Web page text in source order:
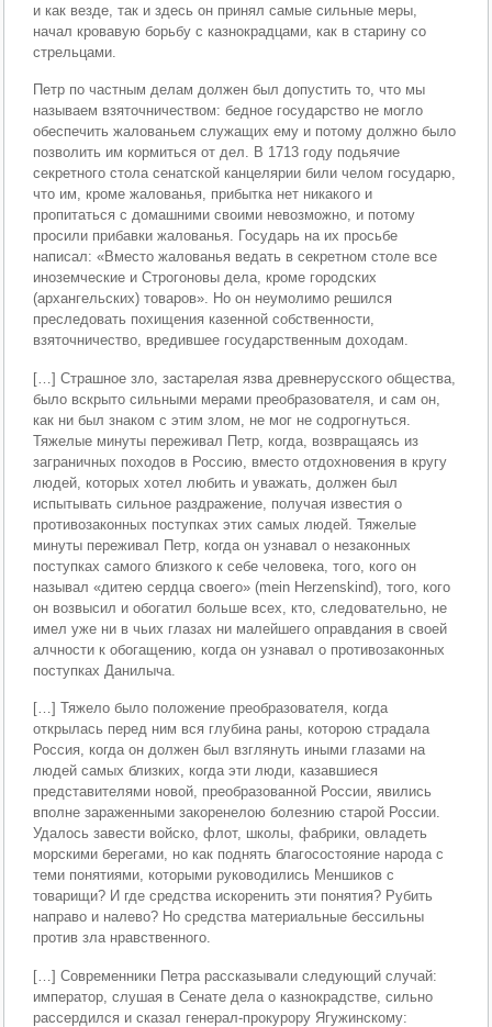
и как везде, так и здесь он принял самые сильные меры,
начал кровавую борьбу с казнокрадцами, как в старину со
стрельцами.
Петр по частным делам должен был допустить то, что мы
называем взяточничеством: бедное государство не могло
обеспечить жалованьем служащих ему и пото­му должно было
позволить им кормиться от дел. В 1713 году подьячие
секретного стола сенатской канцелярии били челом государю,
что им, кроме жалованья, прибыт­ка нет никакого и
пропитаться с домашними своими невозможно, и потому
просили прибавки жалованья. Го­сударь на их просьбе
написал: «Вместо жалованья ведать в секретном столе все
иноземческие и Строгоновы дела, кроме городских
(архангельских) товаров». Но он неу­молимо решился
преследовать похищения казенной соб­ственности,
взяточничество, вредившее государственным доходам.
[…] Страшное зло, застарелая язва древнерусского об­щества,
было вскрыто сильными мерами преобразовате­ля, и сам он,
как ни был знаком с этим злом, не мог не содрогнуться.
Тяжелые минуты переживал Петр, ког­да, возвращаясь из
заграничных походов в Россию, вме­сто отдохновения в кругу
людей, которых хотел любить и уважать, должен был
испытывать сильное раздраже­ние, получая известия о
противозаконных поступках этих самых людей. Тяжелые
минуты переживал Петр, когда он узнавал о незаконных
поступках самого близ­кого к себе человека, того, кого он
называл «дитею сер­дца своего» (mein Herzenskind), того, кого
он возвысил и обогатил больше всех, кто, следовательно, не
имел уже ни в чьих глазах ни малейшего оправдания в своей
ал­чности к обогащению, когда он узнавал о противозакон­ных
поступках Данилыча.
[…] Тяжело было положение преобразователя, когда
открылась перед ним вся глубина раны, которою стра­дала
Россия, когда он должен был взглянуть иными гла­зами на
людей самых близких, когда эти люди, казав­шиеся
представителями новой, преобразованной России, явились
вполне зараженными закоренелою болезнию старой России.
Удалось завести войско, флот, школы, фабрики, овладеть
морскими берегами, но как поднять благосостояние народа с
теми понятиями, которыми ру­ководились Меншиков с
товарищи? И где средства ис­коренить эти понятия? Рубить
направо и налево? Но средства материальные бессильны
против зла нравствен­ного.
[…] Современники Петра рассказывали следующий случай:
император, слушая в Сенате дела о казнокрад­стве, сильно
рассердился и сказал генерал-прокурору Ягужинскому: